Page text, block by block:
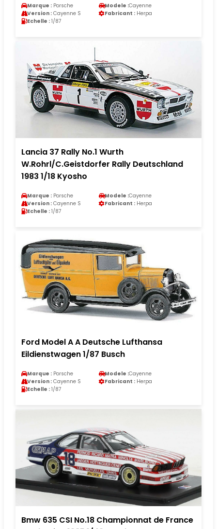
Marque : Porsche Modele :Cayenne
Version : Cayenne S Fabricant : Herpa
Echelle : 1/87
Lancia 37 Rally No.1 Wurth
W.Rohrl/C.Geistdorfer Rally Deutschland
1983 1/18 Kyosho
Marque : Porsche Modele :Cayenne
Version : Cayenne S Fabricant : Herpa
Echelle : 1/87
Ford Model A A Deutsche Lufthansa
Eildienstwagen 1/87 Busch
Marque : Porsche Modele :Cayenne
Version : Cayenne S Fabricant : Herpa
Echelle : 1/87
Bmw 635 CSI No.18 Championnat de France